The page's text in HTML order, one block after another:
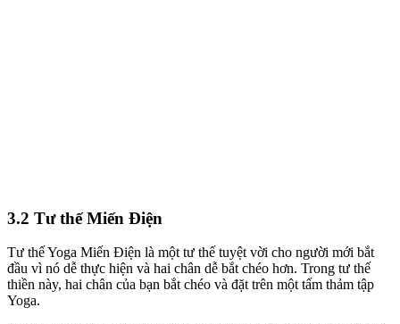
3.2 Tư thế Miến Điện
Tư thế Yoga Miến Điện là một tư thế tuyệt vời cho người mới bắt
đầu vì nó dễ thực hiện và hai chân dễ bắt chéo hơn. Trong tư thế
thiền này, hai chân của bạn bắt chéo và đặt trên một tấm thảm tập
Yoga.